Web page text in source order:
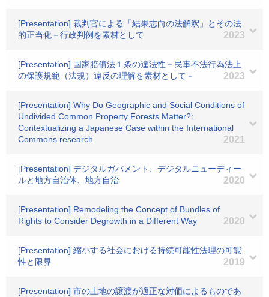
[Presentation] 裁判官による「結果志向の法解釈」とその法
的正当化－行政判例を素材として
2023
[Presentation] 国家賠償法１条の違法性－民事不法行為法上
の保護規範（法規）違反の理解を素材として－
2023
[Presentation] Why Do Geographic and Social Conditions of
Undivided Common Property Forests Matter?:
Contextualizing a Japanese Case within the International
Commons research
2021
[Presentation] デジタルガバメント、デジタルニューディー
ルと地方自治体、地方自治
2020
[Presentation] Remodeling the Concept of Bundles of
Rights to Consider Degrowth in a Different Way
2020
[Presentation] 縮小する社会における持続可能性法理の可能
性と限界
2019
[Presentation] 市の土地の譲渡が適正な対価によるものであ